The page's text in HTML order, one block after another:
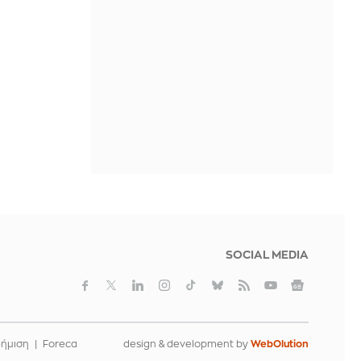
SOCIAL MEDIA
Foreca design & development by WebOlution